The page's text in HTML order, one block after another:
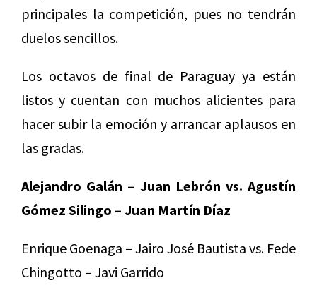
principales la competición, pues no tendrán
duelos sencillos.
Los octavos de final de Paraguay ya están
listos y cuentan con muchos alicientes para
hacer subir la emoción y arrancar aplausos en
las gradas.
Alejandro Galán – Juan Lebrón vs. Agustín
Gómez Silingo – Juan Martín Díaz
Enrique Goenaga – Jairo José Bautista vs. Fede
Chingotto – Javi Garrido